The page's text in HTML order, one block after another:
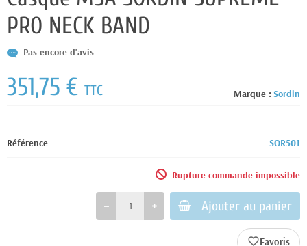
PRO NECK BAND
Pas encore d'avis
Marque : Sordin
351,75 € TTC
Référence SOR501
Rupture commande impossible
Ajouter au panier
favorite_border